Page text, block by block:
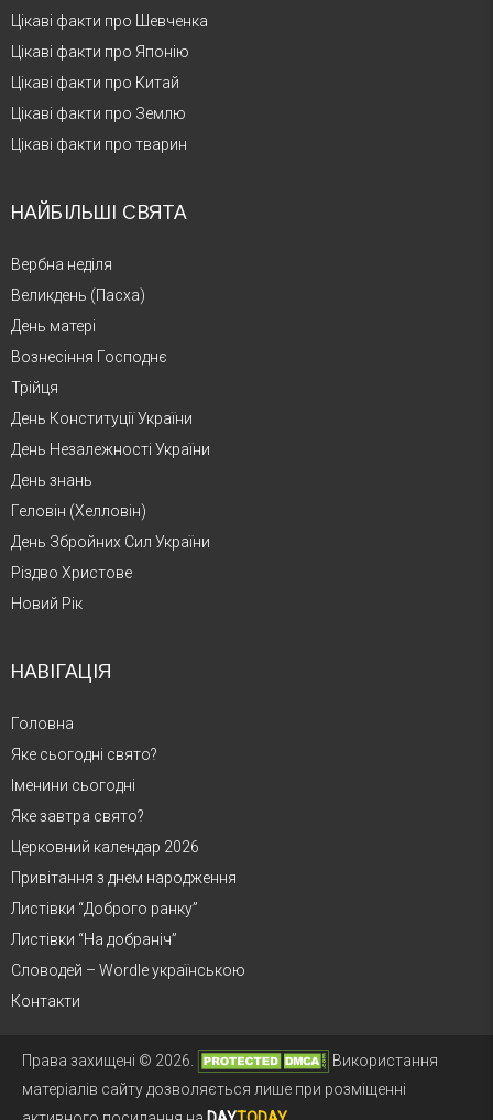
Цікаві факти про Шевченка
Цікаві факти про Японію
Цікаві факти про Китай
Цікаві факти про Землю
Цікаві факти про тварин
НАЙБІЛЬШІ СВЯТА
Вербна неділя
Великдень (Пасха)
День матері
Вознесіння Господнє
Трійця
День Конституції України
День Незалежності України
День знань
Геловін (Хелловін)
День Збройних Сил України
Різдво Христове
Новий Рік
НАВІГАЦІЯ
Головна
Яке сьогодні свято?
Іменини сьогодні
Яке завтра свято?
Церковний календар 2026
Привітання з днем народження
Листівки “Доброго ранку”
Листівки “На добраніч”
Словодей – Wordle українською
Контакти
Права захищені © 2026.
Використання
матеріалів сайту дозволяється лише при розміщенні